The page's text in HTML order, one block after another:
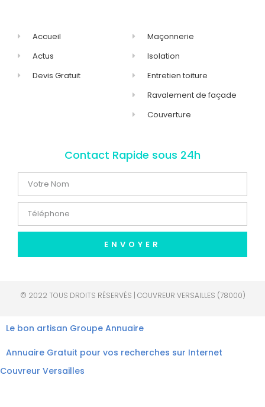
Accueil
Actus
Devis Gratuit
Maçonnerie
Isolation
Entretien toiture
Ravalement de façade
Couverture
Contact Rapide sous 24h
ENVOYER
© 2022 TOUS DROITS RÉSERVÉS | COUVREUR VERSAILLES (78000)
Le bon artisan Groupe Annuaire
Annuaire Gratuit pour vos recherches sur Internet
Couvreur Versailles